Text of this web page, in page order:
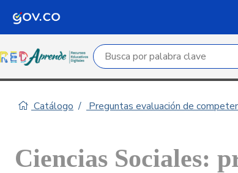
Campo de búsqueda por palabra
Catálogo Preguntas evaluación de
Ciencias Sociales: